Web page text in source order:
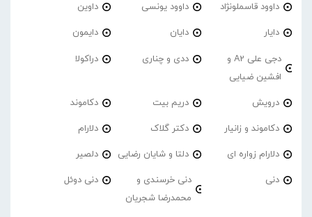
داوود قاسملونژاد داوود یونسی داوین
دایار دایان دایمون
دجی علی A2 و
افشین ضیایی
ددی و چناری دراکولا
درویش دریم بیت دکاموند
دکاموند و زانیار دکتر گلاک دلارام
دلارام زواره ای دلتا و شایان رضایی دلصیر
دنی
دنی خرسندی و
محمدرضا شجریان
دنی دوئل